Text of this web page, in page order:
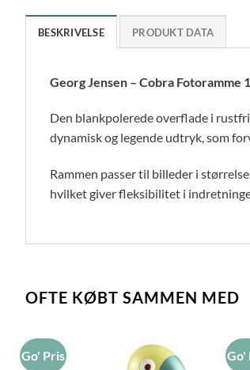
BESKRIVELSE PRODUKT DATA
Georg Jensen – Cobra Fotoramme
Den blankpolerede overflade i
dynamisk og legende udtryk, som
Rammen passer til billeder i
hvilket giver fleksibilitet i
OFTE KØBT SAMMEN MED
Go' Pris Go'